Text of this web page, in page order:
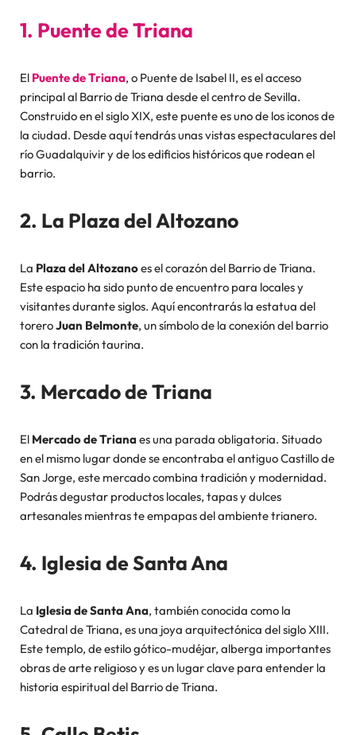
1. Puente de Triana
El Puente de Triana, o Puente de Isabel II, es el acceso
principal al Barrio de Triana desde el centro de Sevilla.
Construido en el siglo XIX, este puente es uno de los iconos de
la ciudad. Desde aquí tendrás unas vistas espectaculares del
río Guadalquivir y de los edificios históricos que rodean el
barrio.
2. La Plaza del Altozano
La Plaza del Altozanoes el corazón del Barrio de Triana.
Este espacio ha sido punto de encuentro para locales y
visitantes durante siglos. Aquí encontrarás la estatua del
toreroJuan Belmonte, un símbolo de la conexión del barrio
con la tradición taurina.
3. Mercado de Triana
El Mercado de Trianaes una parada obligatoria. Situado
en el mismo lugar donde se encontraba el antiguo Castillo de
San Jorge, este mercado combina tradición y modernidad.
Podrás degustar productos locales, tapas y dulces
artesanales mientras te empapas del ambiente trianero.
4. Iglesia de Santa Ana
La Iglesia de Santa Ana, también conocida como la
Catedral de Triana, es una joya arquitectónica del siglo XIII.
Este templo, de estilo gótico-mudéjar, alberga importantes
obras de arte religioso y es un lugar clave para entender la
historia espiritual del Barrio de Triana.